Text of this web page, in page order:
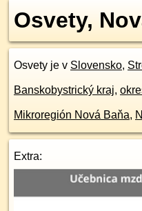
Osvety,
Osvety je v Slovensko,
Banskobystrický kraj,
Mikroregión Nová Baňa,
Extra: